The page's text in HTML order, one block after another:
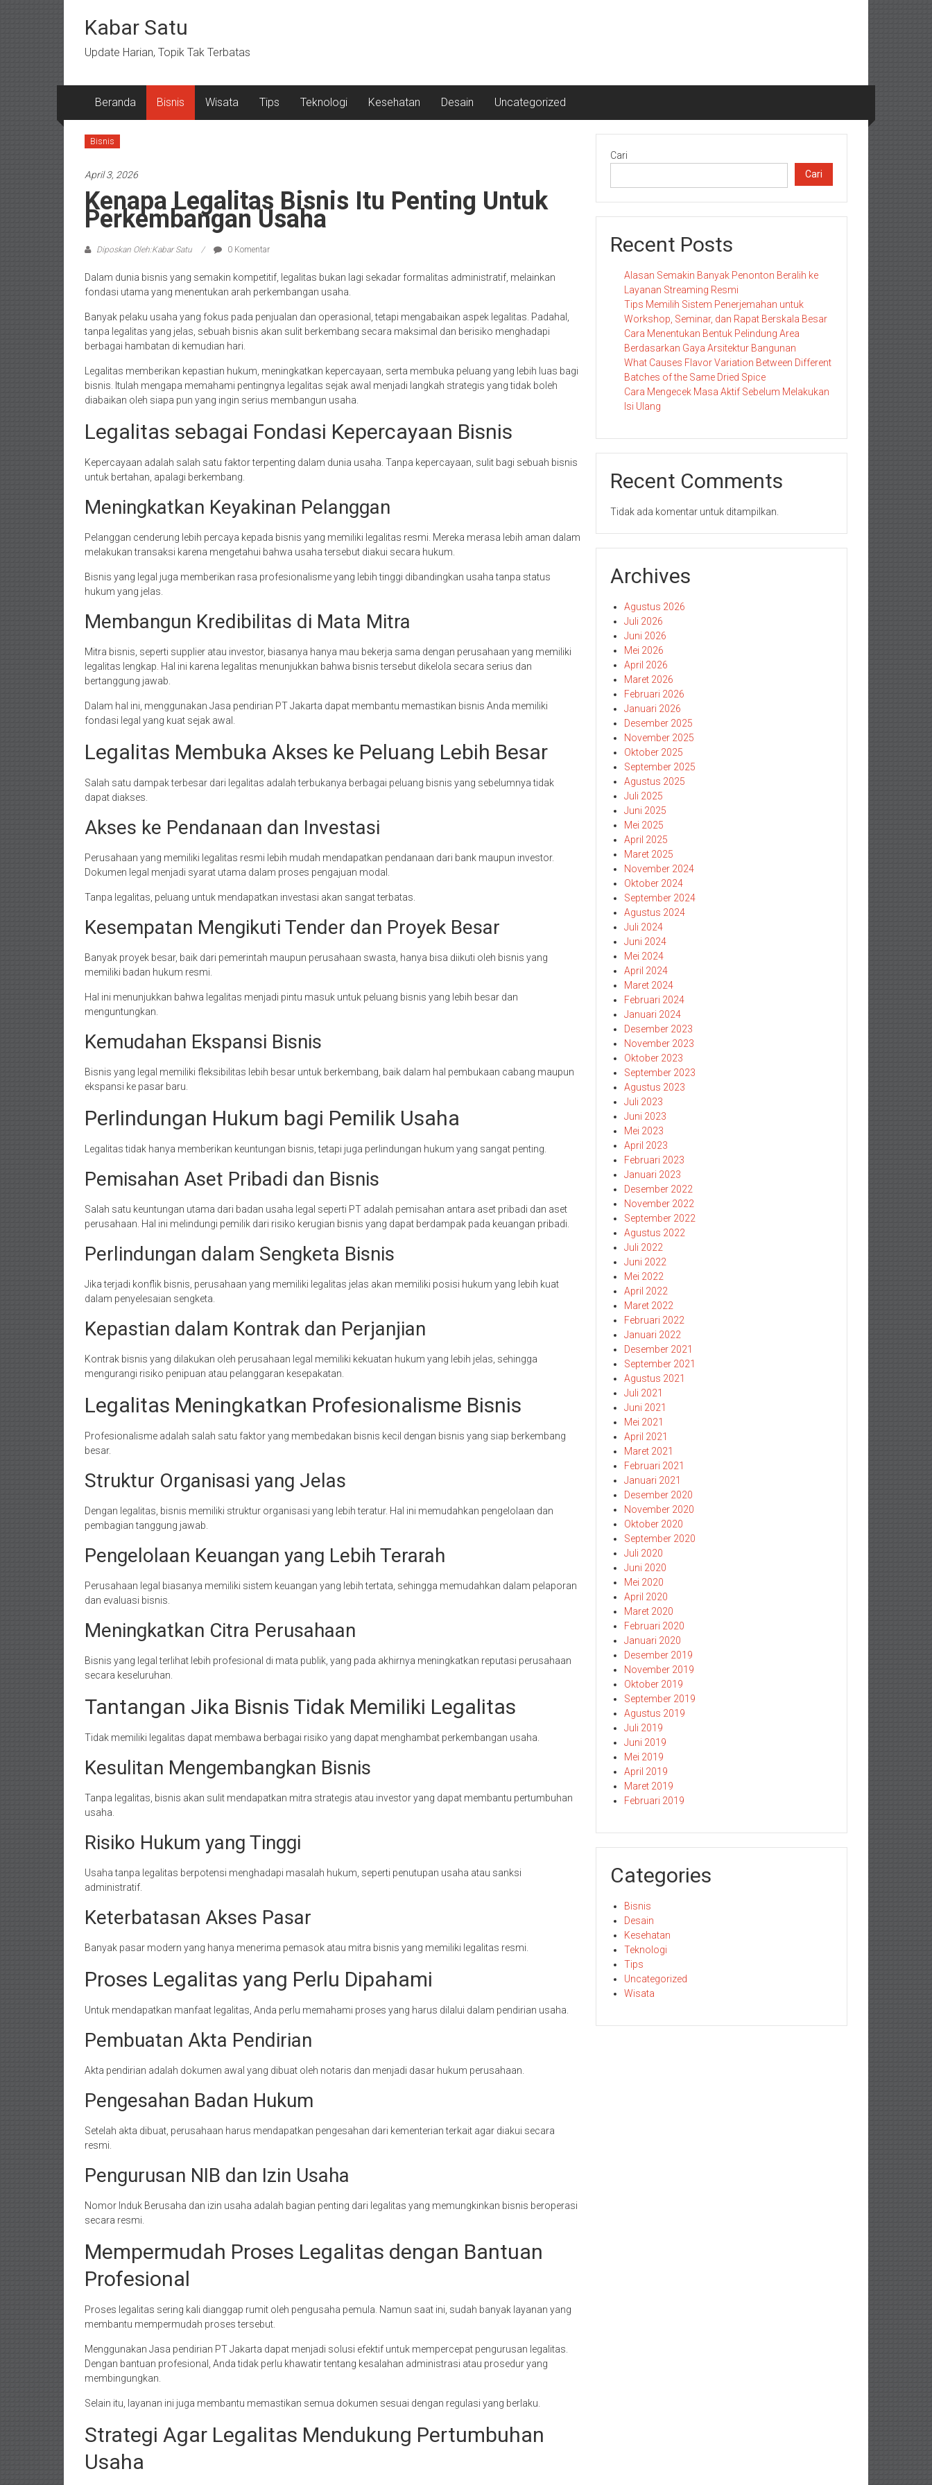
kontenKabar Satu
Update Harian, Topik Tak Terbatas
Beranda Bisnis Wisata Tips Teknologi Kesehatan Desain Uncategorized
Bisnis
April 3, 2026
Kenapa Legalitas Bisnis Itu Penting Untuk
Perkembangan Usaha
Diposkan Oleh:Kabar Satu 0 Komentar
Dalam dunia bisnis yang semakin kompetitif, legalitas bukan lagi sekadar formalitas administratif, melainkan
fondasi utama yang menentukan arah perkembangan usaha.
Banyak pelaku usaha yang fokus pada penjualan dan operasional, tetapi mengabaikan aspek legalitas. Padahal,
tanpa legalitas yang jelas, sebuah bisnis akan sulit berkembang secara maksimal dan berisiko menghadapi
berbagai hambatan di kemudian hari.
Legalitas memberikan kepastian hukum, meningkatkan kepercayaan, serta membuka peluang yang lebih luas bagi
bisnis. Itulah mengapa memahami pentingnya legalitas sejak awal menjadi langkah strategis yang tidak boleh
diabaikan oleh siapa pun yang ingin serius membangun usaha.
Legalitas sebagai Fondasi Kepercayaan Bisnis
Kepercayaan adalah salah satu faktor terpenting dalam dunia usaha. Tanpa kepercayaan, sulit bagi sebuah bisnis
untuk bertahan, apalagi berkembang.
Meningkatkan Keyakinan Pelanggan
Pelanggan cenderung lebih percaya kepada bisnis yang memiliki legalitas resmi. Mereka merasa lebih aman dalam
melakukan transaksi karena mengetahui bahwa usaha tersebut diakui secara hukum.
Bisnis yang legal juga memberikan rasa profesionalisme yang lebih tinggi dibandingkan usaha tanpa status
hukum yang jelas.
Membangun Kredibilitas di Mata Mitra
Mitra bisnis, seperti supplier atau investor, biasanya hanya mau bekerja sama dengan perusahaan yang memiliki
legalitas lengkap. Hal ini karena legalitas menunjukkan bahwa bisnis tersebut dikelola secara serius dan
bertanggung jawab.
Dalam hal ini, menggunakan Jasa pendirian PT Jakarta dapat membantu memastikan bisnis Anda memiliki
fondasi legal yang kuat sejak awal.
Legalitas Membuka Akses ke Peluang Lebih Besar
Salah satu dampak terbesar dari legalitas adalah terbukanya berbagai peluang bisnis yang sebelumnya tidak
dapat diakses.
Akses ke Pendanaan dan Investasi
Perusahaan yang memiliki legalitas resmi lebih mudah mendapatkan pendanaan dari bank maupun investor.
Dokumen legal menjadi syarat utama dalam proses pengajuan modal.
Tanpa legalitas, peluang untuk mendapatkan investasi akan sangat terbatas.
Kesempatan Mengikuti Tender dan Proyek Besar
Banyak proyek besar, baik dari pemerintah maupun perusahaan swasta, hanya bisa diikuti oleh bisnis yang
memiliki badan hukum resmi.
Hal ini menunjukkan bahwa legalitas menjadi pintu masuk untuk peluang bisnis yang lebih besar dan
menguntungkan.
Kemudahan Ekspansi Bisnis
Bisnis yang legal memiliki fleksibilitas lebih besar untuk berkembang, baik dalam hal pembukaan cabang maupun
ekspansi ke pasar baru.
Perlindungan Hukum bagi Pemilik Usaha
Legalitas tidak hanya memberikan keuntungan bisnis, tetapi juga perlindungan hukum yang sangat penting.
Pemisahan Aset Pribadi dan Bisnis
Salah satu keuntungan utama dari badan usaha legal seperti PT adalah pemisahan antara aset pribadi dan aset
perusahaan. Hal ini melindungi pemilik dari risiko kerugian bisnis yang dapat berdampak pada keuangan pribadi.
Perlindungan dalam Sengketa Bisnis
Jika terjadi konflik bisnis, perusahaan yang memiliki legalitas jelas akan memiliki posisi hukum yang lebih kuat
dalam penyelesaian sengketa.
Kepastian dalam Kontrak dan Perjanjian
Kontrak bisnis yang dilakukan oleh perusahaan legal memiliki kekuatan hukum yang lebih jelas, sehingga
mengurangi risiko penipuan atau pelanggaran kesepakatan.
Legalitas Meningkatkan Profesionalisme Bisnis
Profesionalisme adalah salah satu faktor yang membedakan bisnis kecil dengan bisnis yang siap berkembang
besar.
Struktur Organisasi yang Jelas
Dengan legalitas, bisnis memiliki struktur organisasi yang lebih teratur. Hal ini memudahkan pengelolaan dan
pembagian tanggung jawab.
Pengelolaan Keuangan yang Lebih Terarah
Perusahaan legal biasanya memiliki sistem keuangan yang lebih tertata, sehingga memudahkan dalam pelaporan
dan evaluasi bisnis.
Meningkatkan Citra Perusahaan
Bisnis yang legal terlihat lebih profesional di mata publik, yang pada akhirnya meningkatkan reputasi perusahaan
secara keseluruhan.
Tantangan Jika Bisnis Tidak Memiliki Legalitas
Tidak memiliki legalitas dapat membawa berbagai risiko yang dapat menghambat perkembangan usaha.
Kesulitan Mengembangkan Bisnis
Tanpa legalitas, bisnis akan sulit mendapatkan mitra strategis atau investor yang dapat membantu pertumbuhan
usaha.
Risiko Hukum yang Tinggi
Usaha tanpa legalitas berpotensi menghadapi masalah hukum, seperti penutupan usaha atau sanksi
administratif.
Keterbatasan Akses Pasar
Banyak pasar modern yang hanya menerima pemasok atau mitra bisnis yang memiliki legalitas resmi.
Proses Legalitas yang Perlu Dipahami
Untuk mendapatkan manfaat legalitas, Anda perlu memahami proses yang harus dilalui dalam pendirian usaha.
Pembuatan Akta Pendirian
Akta pendirian adalah dokumen awal yang dibuat oleh notaris dan menjadi dasar hukum perusahaan.
Pengesahan Badan Hukum
Setelah akta dibuat, perusahaan harus mendapatkan pengesahan dari kementerian terkait agar diakui secara
resmi.
Pengurusan NIB dan Izin Usaha
Nomor Induk Berusaha dan izin usaha adalah bagian penting dari legalitas yang memungkinkan bisnis beroperasi
secara resmi.
Mempermudah Proses Legalitas dengan Bantuan
Profesional
Proses legalitas sering kali dianggap rumit oleh pengusaha pemula. Namun saat ini, sudah banyak layanan yang
membantu mempermudah proses tersebut.
Menggunakan Jasa pendirian PT Jakarta dapat menjadi solusi efektif untuk mempercepat pengurusan legalitas.
Dengan bantuan profesional, Anda tidak perlu khawatir tentang kesalahan administrasi atau prosedur yang
membingungkan.
Selain itu, layanan ini juga membantu memastikan semua dokumen sesuai dengan regulasi yang berlaku.
Strategi Agar Legalitas Mendukung Pertumbuhan
Usaha
Cari
Cari
Recent Posts
Alasan Semakin Banyak Penonton Beralih ke
Layanan Streaming Resmi
Tips Memilih Sistem Penerjemahan untuk
Workshop, Seminar, dan Rapat Berskala Besar
Cara Menentukan Bentuk Pelindung Area
Berdasarkan Gaya Arsitektur Bangunan
What Causes Flavor Variation Between Different
Batches of the Same Dried Spice
Cara Mengecek Masa Aktif Sebelum Melakukan
Isi Ulang
Recent Comments
Tidak ada komentar untuk ditampilkan.
Archives
Agustus 2026
Juli 2026
Juni 2026
Mei 2026
April 2026
Maret 2026
Februari 2026
Januari 2026
Desember 2025
November 2025
Oktober 2025
September 2025
Agustus 2025
Juli 2025
Juni 2025
Mei 2025
April 2025
Maret 2025
November 2024
Oktober 2024
September 2024
Agustus 2024
Juli 2024
Juni 2024
Mei 2024
April 2024
Maret 2024
Februari 2024
Januari 2024
Desember 2023
November 2023
Oktober 2023
September 2023
Agustus 2023
Juli 2023
Juni 2023
Mei 2023
April 2023
Februari 2023
Januari 2023
Desember 2022
November 2022
September 2022
Agustus 2022
Juli 2022
Juni 2022
Mei 2022
April 2022
Maret 2022
Februari 2022
Januari 2022
Desember 2021
September 2021
Agustus 2021
Juli 2021
Juni 2021
Mei 2021
April 2021
Maret 2021
Februari 2021
Januari 2021
Desember 2020
November 2020
Oktober 2020
September 2020
Juli 2020
Juni 2020
Mei 2020
April 2020
Maret 2020
Februari 2020
Januari 2020
Desember 2019
November 2019
Oktober 2019
September 2019
Agustus 2019
Juli 2019
Juni 2019
Mei 2019
April 2019
Maret 2019
Februari 2019
Categories
Bisnis
Desain
Kesehatan
Teknologi
Tips
Uncategorized
Wisata